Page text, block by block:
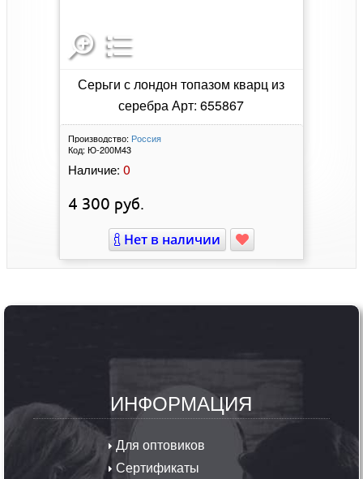
Серьги с лондон топазом кварц из
серебра Арт: 655867
Производство: Россия
Код: Ю-200М43
Наличие: 0
4 300 руб.
Нет в наличии
ИНФОРМАЦИЯ
Для оптовиков
Сертификаты